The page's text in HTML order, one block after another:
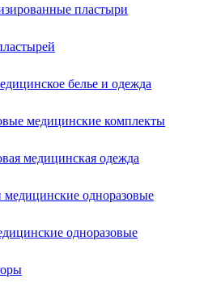
пластыри
белье и одежда
медицинские комплекты
медицинская одежда
одноразовые
одноразовые